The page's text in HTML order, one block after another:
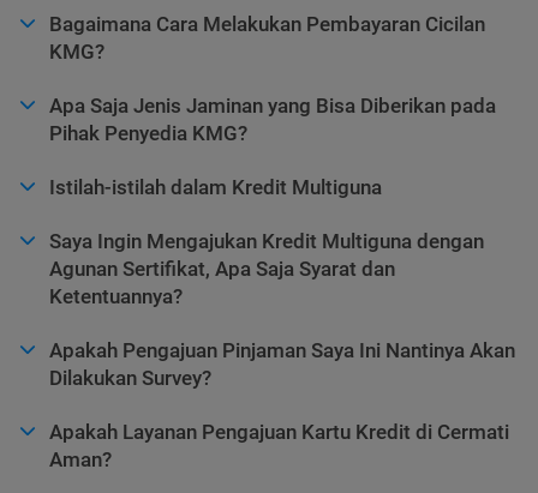
Bagaimana Cara Melakukan Pembayaran Cicilan
KMG?
Apa Saja Jenis Jaminan yang Bisa Diberikan pada
Pihak Penyedia KMG?
Istilah-istilah dalam Kredit Multiguna
Saya Ingin Mengajukan Kredit Multiguna dengan
Agunan Sertifikat, Apa Saja Syarat dan
Ketentuannya?
Apakah Pengajuan Pinjaman Saya Ini Nantinya Akan
Dilakukan Survey?
Apakah Layanan Pengajuan Kartu Kredit di Cermati
Aman?